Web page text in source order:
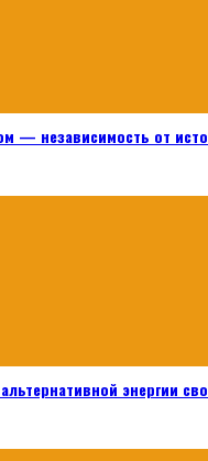
— независимость от
энергии